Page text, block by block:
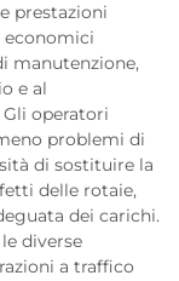
prestazioni
manutenzione,
e al
operatori
problemi di
di sostituire la
delle rotaie,
dei carichi.
diverse
a traffico